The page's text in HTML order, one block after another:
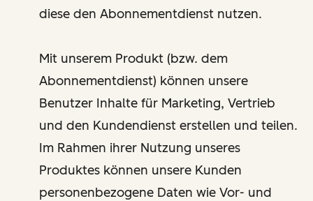
diese den Abonnementdienst nutzen.
Mit unserem Produkt (bzw. dem
Abonnementdienst) können unsere
Benutzer Inhalte für Marketing, Vertrieb
und den Kundendienst erstellen und teilen.
Im Rahmen ihrer Nutzung unseres
Produktes können unsere Kunden
personenbezogene Daten wie Vor- und